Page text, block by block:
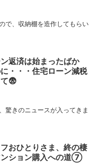
で、収納棚を造作してもらい
返済は始まったばか
・・・住宅ローン減税
😨
驚きのニュースが入ってきま
おひとりさま、終の棲
ンション購入への道⑦